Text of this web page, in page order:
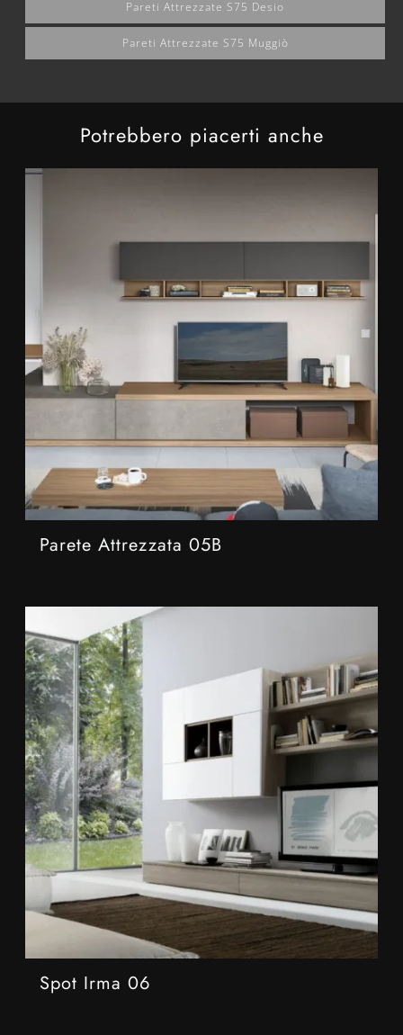
Pareti Attrezzate S75 Desio
Pareti Attrezzate S75 Muggiò
Potrebbero piacerti anche
Parete Attrezzata 05B
Spot Irma 06